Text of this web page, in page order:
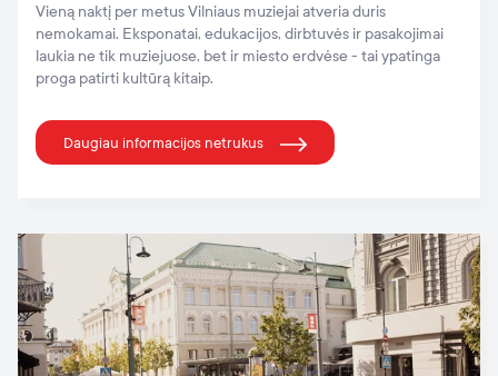
Vieną naktį per metus Vilniaus muziejai atveria duris
nemokamai. Eksponatai, edukacijos, dirbtuvės ir pasakojimai
laukia ne tik muziejuose, bet ir miesto erdvėse - tai ypatinga
proga patirti kultūrą kitaip.
Daugiau informacijos netrukus